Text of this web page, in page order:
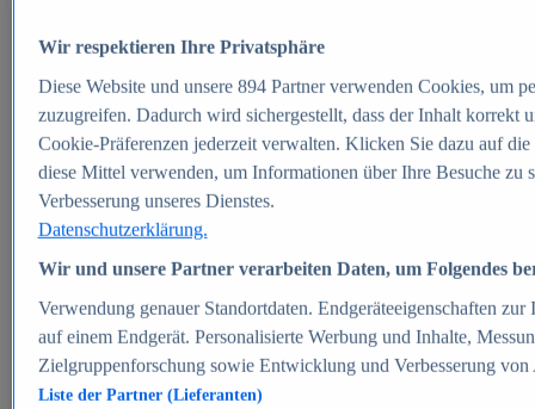
Zum Report
E-commerce
Beliebte Statistiken
Aktuelle Statistiken
E-Commerce - Entwicklung des Umsatzes in
Deutschland 1999-2025
Umsatz von Amazon in Deutschland und weltweit
2010-2025
B2C-E-Commerce: Top-50 Online Shops in
Deutschland 2024
Marktanteile von Online-Zahlungsverfahren in
Deutschland 2024
Umsatzstarke Warengruppen im Online-Handel in
Deutschland 2023-2025
Wir respektieren Ihre Privatsphäre
Diese Website und unsere 894Partner verwenden Cookies, um
zuzugreifen. Dadurch wird sichergestellt, dass der Inhalt korrekt
Cookie-Präferenzen jederzeit verwalten. Klicken Sie dazu auf
diese Mittel verwenden, um Informationen über Ihre Besuche
Verbesserung unseres Dienstes.
Datenschutzerklärung.
Wir und unsere Partner verarbeiten Daten, um Folgendes
Verwendung genauer Standortdaten. Endgeräteeigenschaften
auf einem Endgerät. Personalisierte Werbung und Inhalte,
Zielgruppenforschung sowie Entwicklung und Verbesserung von
Liste der Partner (Lieferanten)